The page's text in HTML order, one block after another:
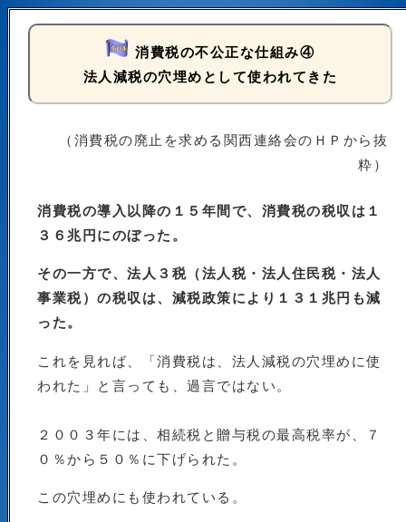
消費税の不公正な仕組み④
法人減税の穴埋めとして使われてきた
（消費税の廃止を求める関西連絡会のＨＰから抜
粋）
消費税の導入以降の１５年間で、消費税の税収は１
３６兆円にのぼった。
その一方で、法人３税（法人税・法人住民税・法人
事業税）の税収は、減税政策により１３１兆円も減
った。
これを見れば、「消費税は、法人減税の穴埋めに使
われた」と言っても、過言ではない。
２００３年には、相続税と贈与税の最高税率が、７
０％から５０％に下げられた。
この穴埋めにも使われている。